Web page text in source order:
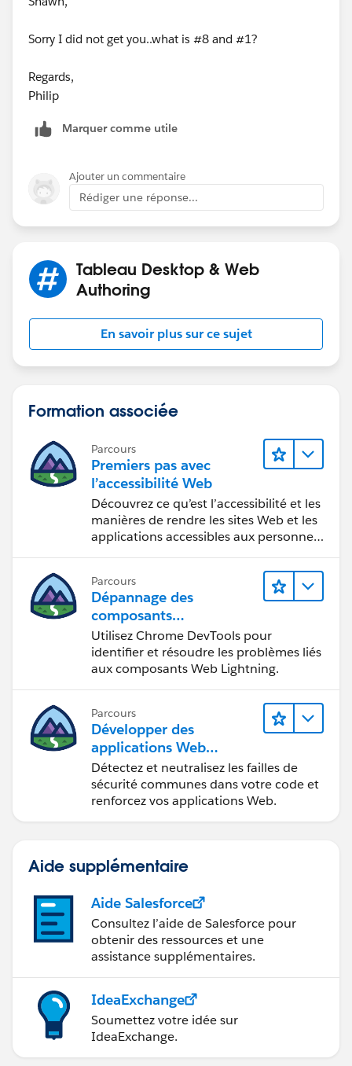
Sorry I did not get you..what is #8 and #1?
Regards,
Philip
Marquer comme utile
Ajouter un commentaire
Rédiger une réponse...
Tableau Desktop & Web
Authoring
En savoir plus sur ce sujet
Formation associée
Parcours
Premiers pas avec
l’accessibilité Web
Découvrez ce qu’est l’accessibilité et les
manières de rendre les sites Web et les
applications accessibles aux personnes
Parcours
Dépannage des
composants
Web Lightning
Utilisez Chrome DevTools pour
identifier et résoudre les problèmes liés
aux composants Web Lightning.
Parcours
Développer des
applications Web
sécurisées
Détectez et neutralisez les failles de
sécurité communes dans votre code et
renforcez vos applications Web.
Aide supplémentaire
Aide Salesforce
Consultez l’aide de Salesforce pour
obtenir des ressources et une
assistance supplémentaires.
IdeaExchange
Soumettez votre idée sur
IdeaExchange.